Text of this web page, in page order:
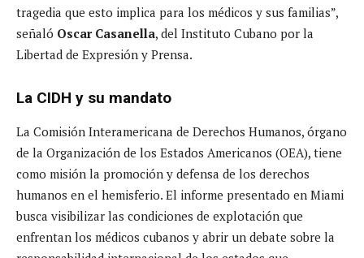
tragedia que esto implica para los médicos y sus familias”,
señaló Oscar Casanella, del Instituto Cubano por la
Libertad de Expresión y Prensa.
La CIDH y su mandato
La Comisión Interamericana de Derechos Humanos, órgano
de la Organización de los Estados Americanos (OEA), tiene
como misión la promoción y defensa de los derechos
humanos en el hemisferio. El informe presentado en Miami
busca visibilizar las condiciones de explotación que
enfrentan los médicos cubanos y abrir un debate sobre la